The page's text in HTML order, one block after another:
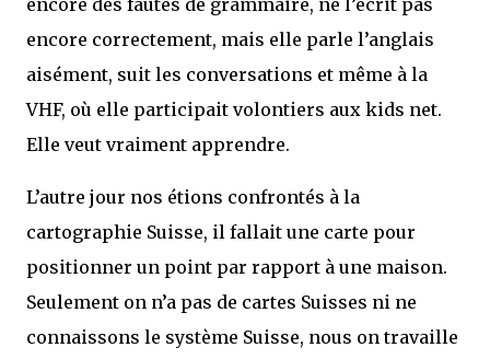
encore correctement, mais elle parle l’anglais
aisément, suit les conversations et même à la
VHF, où elle participait volontiers aux kids net.
Elle veut vraiment apprendre.
L’autre jour nos étions confrontés à la
cartographie Suisse, il fallait une carte pour
positionner un point par rapport à une maison.
Seulement on n’a pas de cartes Suisses ni ne
connaissons le système Suisse, nous on travaille